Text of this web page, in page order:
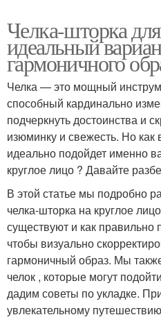
Челка-шторка
идеальный
гармоничного
Челка — это мощный
способный кардинально
подчеркнуть достоинства и
изюминку и свежесть. Но как
идеально подойдет именно
круглое лицо ? Давайте
В этой статье мы подробно
челка-шторка на круглое
существуют и как
чтобы визуально
гармоничный образ. Мы
челок , которые могут
дадим советы по укладке.
увлекательному